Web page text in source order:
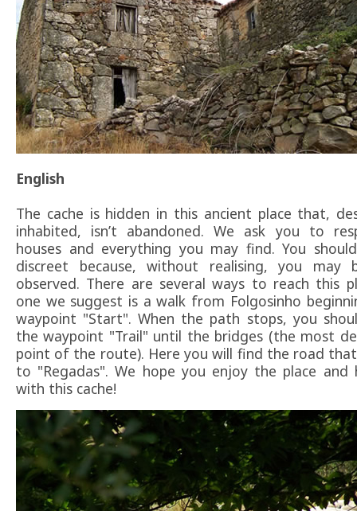
English
The cache is hidden in this ancient place that,
inhabited, isn’t abandoned. We ask you to
houses and everything you may find. You
discreet because, without realising, you may
observed. There are several ways to reach this
one we suggest is a walk from Folgosinho
waypoint "Start". When the path stops, you
the waypoint "Trail" until the bridges (the most
point of the route). Here you will find the road
to "Regadas". We hope you enjoy the place and
with this cache!